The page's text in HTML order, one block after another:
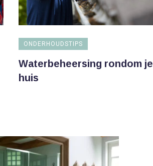
ONDERHOUDSTIPS
Waterbeheersing rondom je
huis